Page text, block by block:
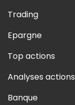
Trading
Epargne
Top actions
Analyses actions
Banque